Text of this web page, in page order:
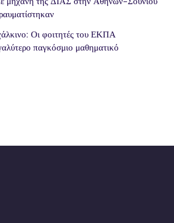
Οι φοιτητές του ΕΚΠΑ
παγκόσμιο μαθηματικό